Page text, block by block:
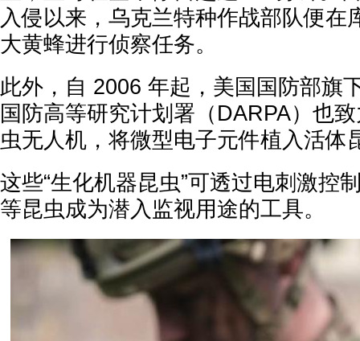
入侵以来，乌克兰特种作战部队便在
大黄蜂进行侦察任务。
此外，自 2006 年起，美国国防部旗
国防高等研究计划署（DARPA）也
虫无人机，将微型电子元件植入活体
这些“生化机器昆虫”可透过电刺激控
等昆虫成为潜入监视用途的工具。